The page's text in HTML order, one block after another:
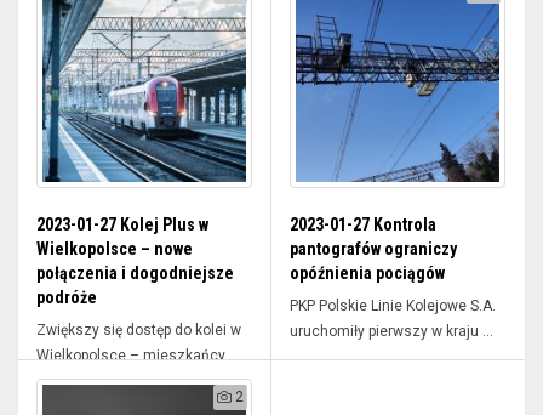
2023-01-27 Kolej Plus w
Wielkopolsce – nowe
połączenia i dogodniejsze
podróże
Zwiększy się dostęp do kolei w
Wielkopolsce – mieszkańcy
Tur...
2023-01-27 Kontrola
pantografów ograniczy
opóźnienia pociągów
PKP Polskie Linie Kolejowe S.A.
uruchomiły pierwszy w kraju ...
2